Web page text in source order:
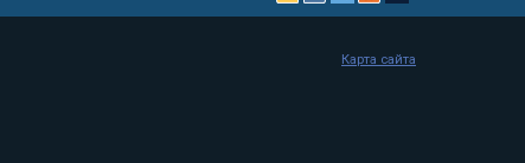
Карта сайта